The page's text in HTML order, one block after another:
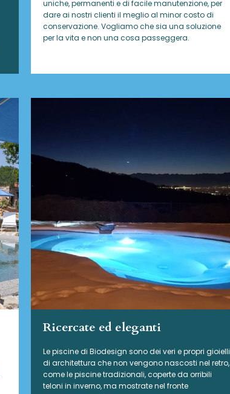
uniche, permanenti e di facile manutenzione, per
dare ai nostri clienti il meglio al minor costo di
conservazione. Vogliamo che sia una soluzione
per la vita e non una cosa passeggera.
Ricercate ed eleganti
Le piscine di Biodesign sono dei veri e propri gioielli
di architettura che non vengono nascosti nel retro,
come le piscine tradizionali, coperte da orribili
teloni in inverno, ma mostrate nel fronte